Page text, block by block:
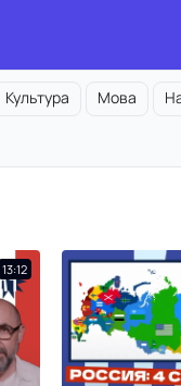
Культура Мова
13:12